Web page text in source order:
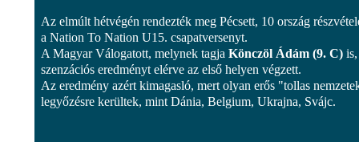
Az elmúlt hétvégén rendezték meg Pécsett, 10 ország
a Nation To Nation U15. csapatversenyt.
A Magyar Válogatott, melynek tagja Könczöl Ádám (9. C) is,
szenzációs eredményt elérve az első helyen végzett.
Az eredmény azért kimagasló, mert olyan erős "tollas
legyőzésre kerültek, mint Dánia, Belgium, Ukrajna, Svájc.